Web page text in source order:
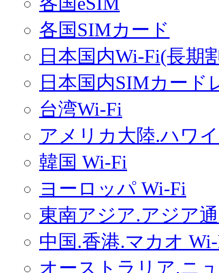
各国SIMカード
日本国内Wi-Fi(長期
日本国内SIMカード
台湾Wi-Fi
アメリカ大陸.ハワ
韓国 Wi-Fi
ヨーロッパ Wi-Fi
東南アジア.アジア
中国.香港.マカオ
オーストラリア.ニ